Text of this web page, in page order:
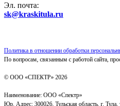
Эл. почта:
sk@kraskitula.ru
Политика в отношении обработки
По вопросам, связанным с работой сайта,
© ООО «СПЕКТР» 2026
Наименование: ООО «Спектр»
Юр. Адрес: 300026, Тульская область, г. Тула,